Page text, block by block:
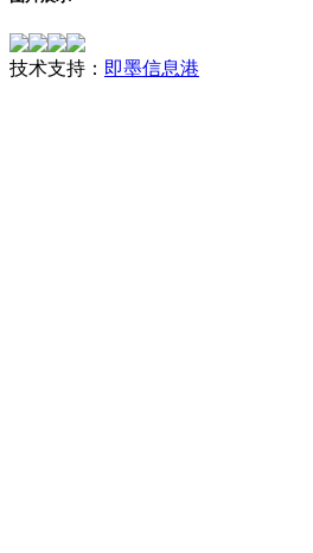
技术支持： 即墨信息港